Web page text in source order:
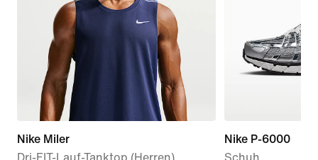
Nike Miler
Nike P-6000